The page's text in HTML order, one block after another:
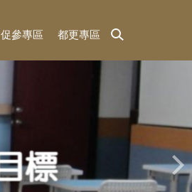
促參專區 都更專區